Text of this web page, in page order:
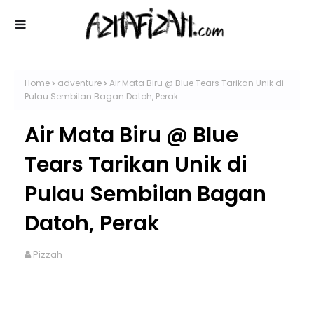
Home adventure
Air Mata Biru @ Blue Tears Tarikan Unik di
Pulau Sembilan Bagan Datoh, Perak
Air Mata Biru @ Blue
Tears Tarikan Unik di
Pulau Sembilan Bagan
Datoh, Perak
Pizzah